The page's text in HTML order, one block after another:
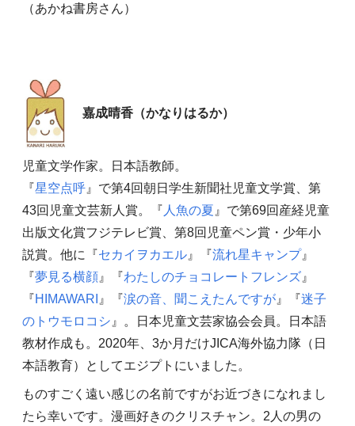
（あかね書房さん）
嘉成晴香（かなりはるか）
児童文学作家。日本語教師。
『星空点呼』で第4回朝日学生新聞社児童文学賞、第
43回児童文芸新人賞。『 人魚の夏 』で第69回産経児童
出版文化賞フジテレビ賞、第8回児童ペン賞・少年小
説賞。他に『セカイヲカエル』『流れ星キャンプ』
『夢見る横顔』『わたしのチョコレートフレンズ』
『HIMAWARI 』『涙の音、聞こえたんですが』『迷子
のトウモロコシ 』。日本児童文芸家協会会員。日本語
教材作成も。2020年、3か月だけJICA海外協力隊（日
本語教育）としてエジプトにいました。
ものすごく遠い感じの名前ですがお近づきになれまし
たら幸いです。漫画好きのクリスチャン。2人の男の